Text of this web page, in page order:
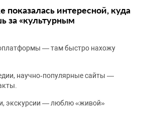
показалась интересной, куда
за «культурным
— там быстро нахожу
научно‑популярные сайты —
экскурсии — люблю «живой»